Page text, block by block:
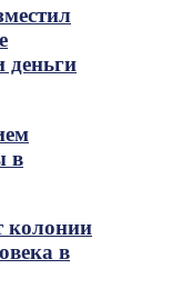
в
колонии
в